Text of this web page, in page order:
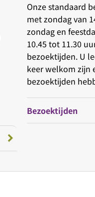
Onze standaard
met zondag van
zondag en
10.45 tot 11.30
bezoektijden. U
keer welkom zijn
bezoektijden
Bezoektijden